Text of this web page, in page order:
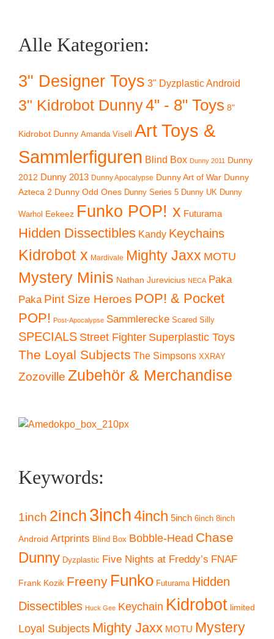
Alle Kategorien:
3" Designer Toys 3" Dyzplastic Android
3" Kidrobot Dunny4" - 8" Toys 8"
Kidrobot Dunny Amanda Visell Art Toys &
Sammlerfiguren Blind Box Dunny 2011 Dunny
2012 Dunny 2013 Dunny Apocalypse Dunny Art of War Dunny
Azteca 2 Dunny Odd Ones Dunny Series 5 Dunny UK Dunny
Warhol Eekeez Funko POP! x Futurama
Hidden Dissectibles Kandy Keychains
Kidrobot x Mardivale Mighty Jaxx MOTU
Mystery Minis Nathan Jurevicius NECA Paka
Paka Pint Size Heroes POP! & Pocket
POP! Post-Apocalypse Sammlerecke Scared Silly
SPECIALS Street Fighter Superplastic Toys
The Loyal Subjects The Simpsons XXRAY
Zozoville Zubehör & Merchandise
Keywords:
1inch 2inch 3inch4inch 5inch 6inch 8inch
Android Artprints Blind Box Bobble-Head Chase
Dunny Dyzplastic Five Nights at Freddy’s FNAF
Frank Kozik Freeny Funko Futurama Hidden
Dissectibles Huck Gee Keychain Kidrobot limited
Loyal Subjects Mighty Jaxx MOTU Mystery